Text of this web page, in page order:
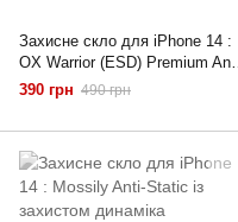
Захисне скло для iPhone 14 :
OX Warrior (ESD) Premium Anti-
Static
390 грн 490 грн